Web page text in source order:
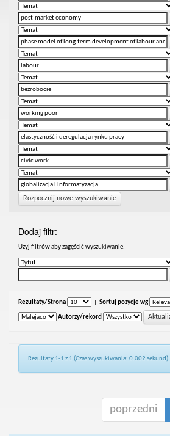
Rozpocznij nowe wyszukiwanie
Dodaj filtr:
Uzyj filtrów aby zagęścić wyszukiwanie.
Rezultaty/Strona Sortuj pozycje wg
Autorzy/rekord
Rezultaty 1-1 z 1 (Czas wyszukiwania: 0.002 sekund).
poprzedni